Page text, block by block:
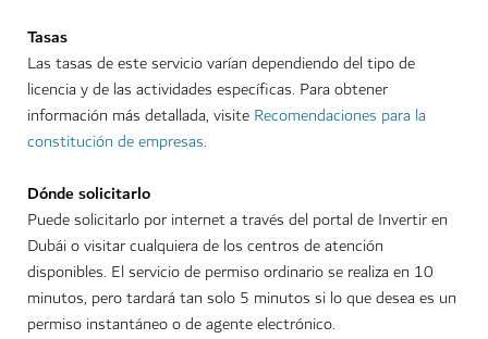
Tasas
Las tasas de este servicio varían dependiendo del tipo de
licencia y de las actividades específicas. Para obtener
información más detallada, visite Recomendaciones para la
constitución de empresas.
Dónde solicitarlo
Puede solicitarlo por internet a través del portal de Invertir en
Dubái o visitar cualquiera de los centros de atención
disponibles. El servicio de permiso ordinario se realiza en 10
minutos, pero tardará tan solo 5 minutos si lo que desea es un
permiso instantáneo o de agente electrónico.